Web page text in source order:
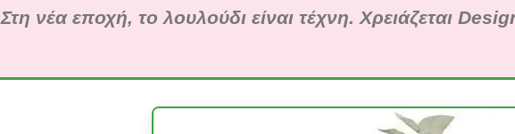
Στη νέα εποχή, το λουλούδι είναι τέχνη. Χρειάζεται